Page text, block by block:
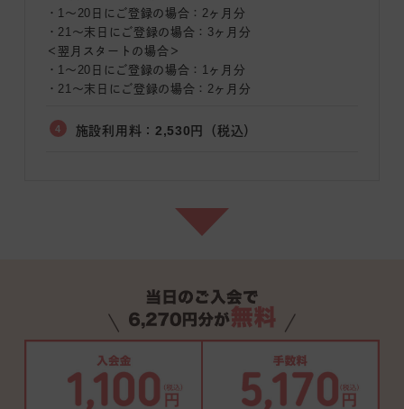
・1〜20日にご登録の場合：2ヶ月分
・21〜末日にご登録の場合：3ヶ月分
＜翌月スタートの場合＞
・1〜20日にご登録の場合：1ヶ月分
・21〜末日にご登録の場合：2ヶ月分
4 施設利用料：2,530円（税込）